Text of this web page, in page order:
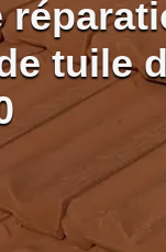
tuile